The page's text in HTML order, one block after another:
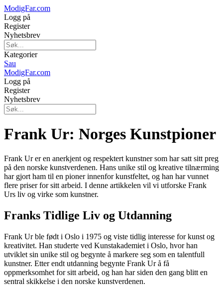
ModigFar.com
Logg på
Register
Nyhetsbrev
Kategorier
Sau
ModigFar.com
Logg på
Register
Nyhetsbrev
Frank Ur: Norges Kunstpioner
Frank Ur er en anerkjent og respektert kunstner som har satt sitt preg
på den norske kunstverdenen. Hans unike stil og kreative tilnærming
har gjort ham til en pioner innenfor kunstfeltet, og han har vunnet
flere priser for sitt arbeid. I denne artikkelen vil vi utforske Frank
Urs liv og virke som kunstner.
Franks Tidlige Liv og Utdanning
Frank Ur ble født i Oslo i 1975 og viste tidlig interesse for kunst og
kreativitet. Han studerte ved Kunstakademiet i Oslo, hvor han
utviklet sin unike stil og begynte å markere seg som en talentfull
kunstner. Etter endt utdanning begynte Frank Ur å få
oppmerksomhet for sitt arbeid, og han har siden den gang blitt en
sentral skikkelse i den norske kunstverdenen.